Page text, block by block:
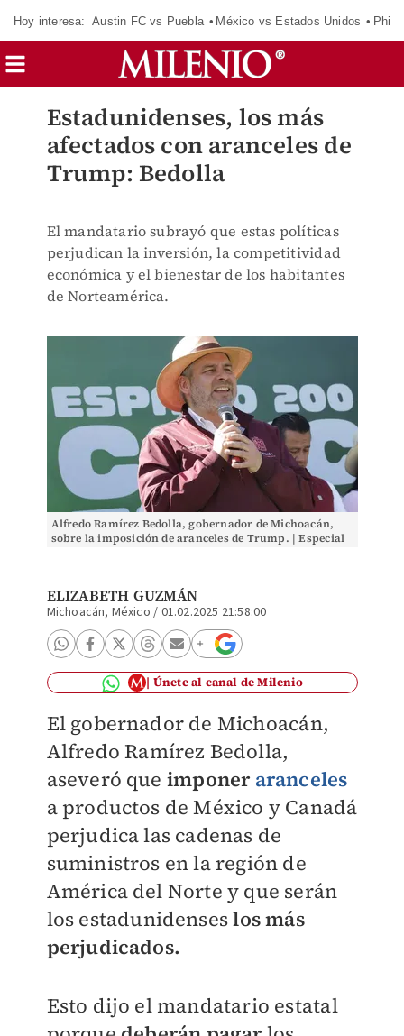
Hoy interesa: Austin FC vs Puebla México vs Estados Unidos
Estadunidenses, los más
afectados con aranceles de
Trump: Bedolla
El mandatario subrayó que estas políticas
perjudican la inversión, la competitividad
económica y el bienestar de los habitantes
de Norteamérica.
Alfredo Ramírez Bedolla, gobernador de Michoacán,
sobre la imposición de aranceles de Trump. | Especial
ELIZABETH GUZMÁN
Michoacán, México / 01.02.2025 21:58:00
Únete al canal de Milenio
El gobernador de Michoacán,
Alfredo Ramírez Bedolla,
aseveró que imponer aranceles
a productos de México y Canadá
perjudica las cadenas de
suministros en la región de
América del Norte y que serán
los estadunidenseslos más
perjudicados.
Esto dijo el mandatario estatal